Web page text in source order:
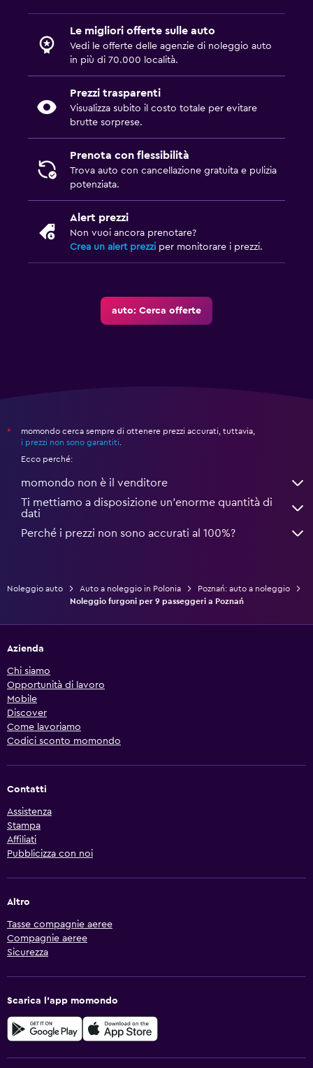
Le migliori offerte sulle auto
Vedi le offerte delle agenzie di noleggio auto
in più di 70.000 località.
Prezzi trasparenti
Visualizza subito il costo totale per evitare
brutte sorprese.
Prenota con flessibilità
Trova auto con cancellazione gratuita e pulizia
potenziata.
Alert prezzi
Non vuoi ancora prenotare?
Crea un alert prezzi per monitorare i prezzi.
auto: Cerca offerte
*
momondo cerca sempre di ottenere prezzi accurati, tuttavia,
i prezzi non sono garantiti
Ecco perché:
momondo non è il venditore
Ti mettiamo a disposizione un’enorme quantità di
dati
Perché i prezzi non sono accurati al 100%?
Noleggio auto Auto a noleggio in Polonia
Poznań: auto a noleggio
Noleggio furgoni per 9 passeggeri a Poznań
Azienda
Chi siamo
Opportunità di lavoro
Mobile
Discover
Come lavoriamo
Codici sconto momondo
Contatti
Assistenza
Stampa
Affiliati
Pubblicizza con noi
Altro
Tasse compagnie aeree
Compagnie aeree
Sicurezza
Scarica l'app momondo